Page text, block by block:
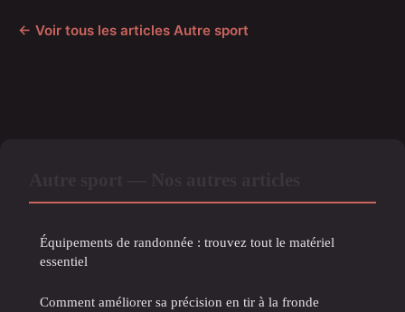
← Voir tous les articles Autre sport
Équipements de randonnée : trouvez tout le matériel
essentiel
Comment améliorer sa précision en tir à la fronde